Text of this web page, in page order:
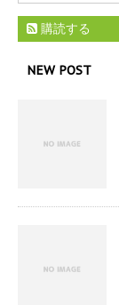
購読する
NEW POST